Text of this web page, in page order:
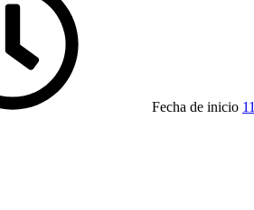
Fecha de inicio